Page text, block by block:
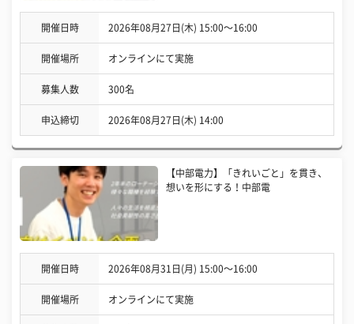
開催日時 2026年08月27日(木) 15:00〜16:00
開催場所 オンラインにて実施
募集人数 300名
申込締切 2026年08月27日(木) 14:00
【中部電力】「きれいごと」を貫き、
想いを形にする！中部電
開催日時 2026年08月31日(月) 15:00〜16:00
開催場所 オンラインにて実施